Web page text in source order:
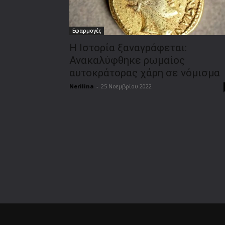
Εφαρμογές
H Ιστορία ξαναγράφεται:
Ανακαλύφθηκε ρωμαίος
αυτοκράτορας χάρη σε νόμισμα
Nerilina - 25 Νοεμβρίου 2022